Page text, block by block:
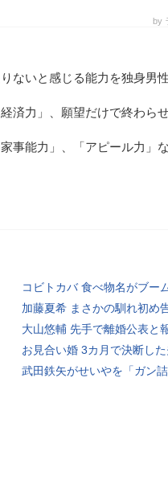
by
ないと感じる能力を独身男
済力」、願望だけで終わら
事能力」、「アピール力」
コビトカバ 食べ物名がブー
加藤夏希 まさかの馴れ初め
大山悠輔 先手で離婚公表と
お見合い婚 3カ月で決断し
武田鉄矢がせいやを「ガン詰